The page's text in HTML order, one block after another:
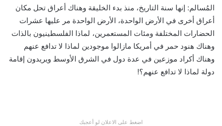
المُسالم: إنها سنة التاريخ، منذ بدء الخليقة وهناك أعراق تحل مكان
أعراق أخرى في الأرض الواحدة، الأرض الواحدة مر عليها عشرات
الحضارات المختلفة ومئات المستعمرين، لماذا الفلسطينيون بالذات
وهناك هنود حمر في أمريكا مازالوا موجودين لماذا لا تدافع عنهم
وهناك أكراد موزعين في عدة دول في الشرق الأوسط ويريدون إقامة
دولة لماذا لا تدافع عنهم؟!
اضغط على الاعلان لو أعجبك